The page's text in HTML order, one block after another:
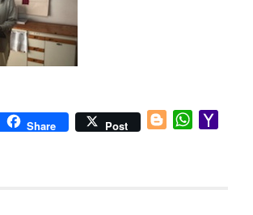
Share Post BloggerWhatsApp